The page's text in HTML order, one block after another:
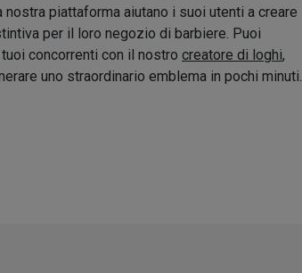
piattaforma aiutano i suoi utenti a creare
per il loro negozio di barbiere. Puoi
concorrenti con il nostro creatore di loghi,
uno straordinario emblema in pochi minuti.